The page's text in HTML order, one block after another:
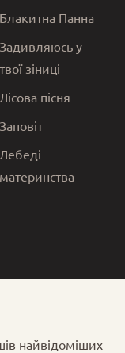
Блакитна Панна
Задивляюсь у
твої зіниці
Лісова пісня
Заповіт
Лебеді
материнства
найвідоміших